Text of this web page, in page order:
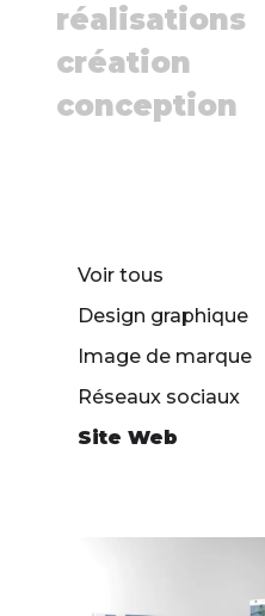
réalisations
création
conception
Voir tous
Design graphique
Image de marque
Réseaux sociaux
Site Web